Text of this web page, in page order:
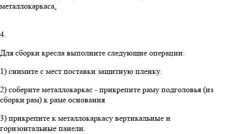
металлокаркаса.
4.
Для сборки кресла выполните следующие операции:
1) снимите с мест поставки защитную пленку.
2) соберите металлокаркас - прикрепите раму подголовья (из
сборки рам) к раме основания
3) прикрепите к металлокаркасу вертикальные и
горизонтальные панели.